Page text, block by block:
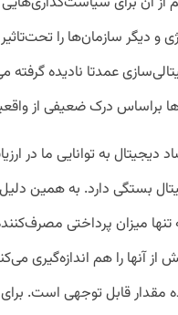
و دیگر سازمان‌ها را
عمدتا نادیده گرفته
براساس درک ضعیفی از
به توانایی ما در
بستگی دارد. به همین
تنها میزان پرداختی
از آنها را هم اندازه‌گیری
قابل توجهی است.